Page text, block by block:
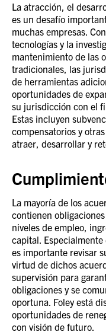
La atracción, el
es un desafío
muchas empresas.
tecnologías y la
mantenimiento de las
tradicionales, las
de herramientas
oportunidades de
su jurisdicción con el
Estas incluyen
compensatorios y
atraer, desarrollar y
La mayoría de los
contienen
niveles de empleo,
capital.
es importante revisar
virtud de dichos
supervisión para
obligaciones y se
oportuna. Foley está
oportunidades de
con visión de futuro.